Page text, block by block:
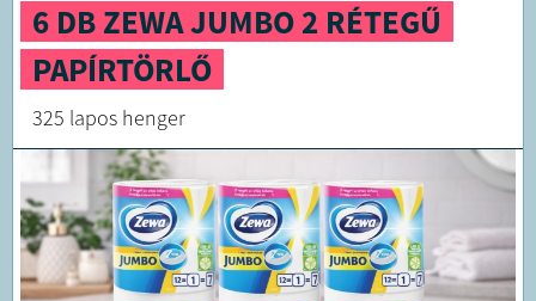
6 DB ZEWA JUMBO 2 RÉTEGŰ
PAPÍRTÖRLŐ
325 lapos henger